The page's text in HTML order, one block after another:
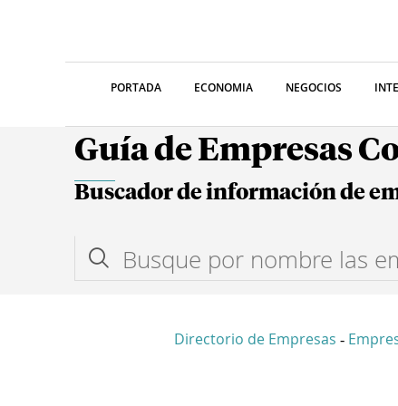
PORTADA ECONOMIA NEGOCIOS
Guía de Empresas
Buscador de información de
Directorio de Empresas -